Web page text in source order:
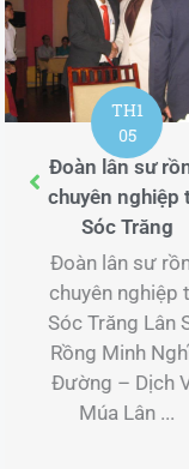
Tổ chức múa
tại Long Biên
Nội
Lân Sư Rồng
Nghĩa Đường –
Dịch Vụ Tổ
múa lân Tận
Tại Long Biên
Sư ...